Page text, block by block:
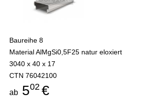
Baureihe 8
Material AlMgSi0,5F25 natur eloxiert
3040 x 40 x 17
CTN 76042100
ab 502 €